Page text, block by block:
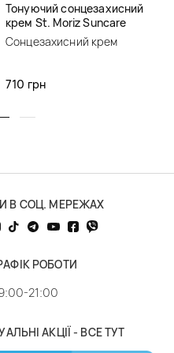
Тонуючий сонцезахисний
крем St. Moriz Suncare
SPF50 Tinded Face
Sunscreen
Сонцезахисний крем
710 грн
В СОЦ. МЕРЕЖАХ
РОБОТИ
21:00
АКЦІЇ - ВСЕ ТУТ